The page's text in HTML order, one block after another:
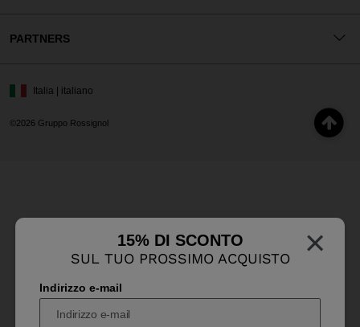
×
15% DI SCONTO
SUL TUO PROSSIMO ACQUISTO
Indirizzo e-mail
PARTNERS
©2026 Gruppo Rossignol
Italia | italiano